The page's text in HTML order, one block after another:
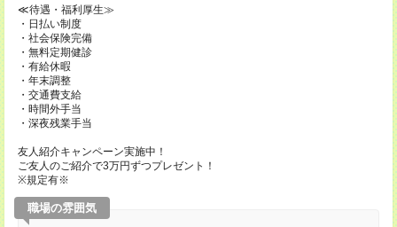
≪待遇・福利厚生≫
・日払い制度
・社会保険完備
・無料定期健診
・有給休暇
・年末調整
・交通費支給
・時間外手当
・深夜残業手当
友人紹介キャンペーン実施中！
ご友人のご紹介で3万円ずつプレゼント！
※規定有※
職場の雰囲気